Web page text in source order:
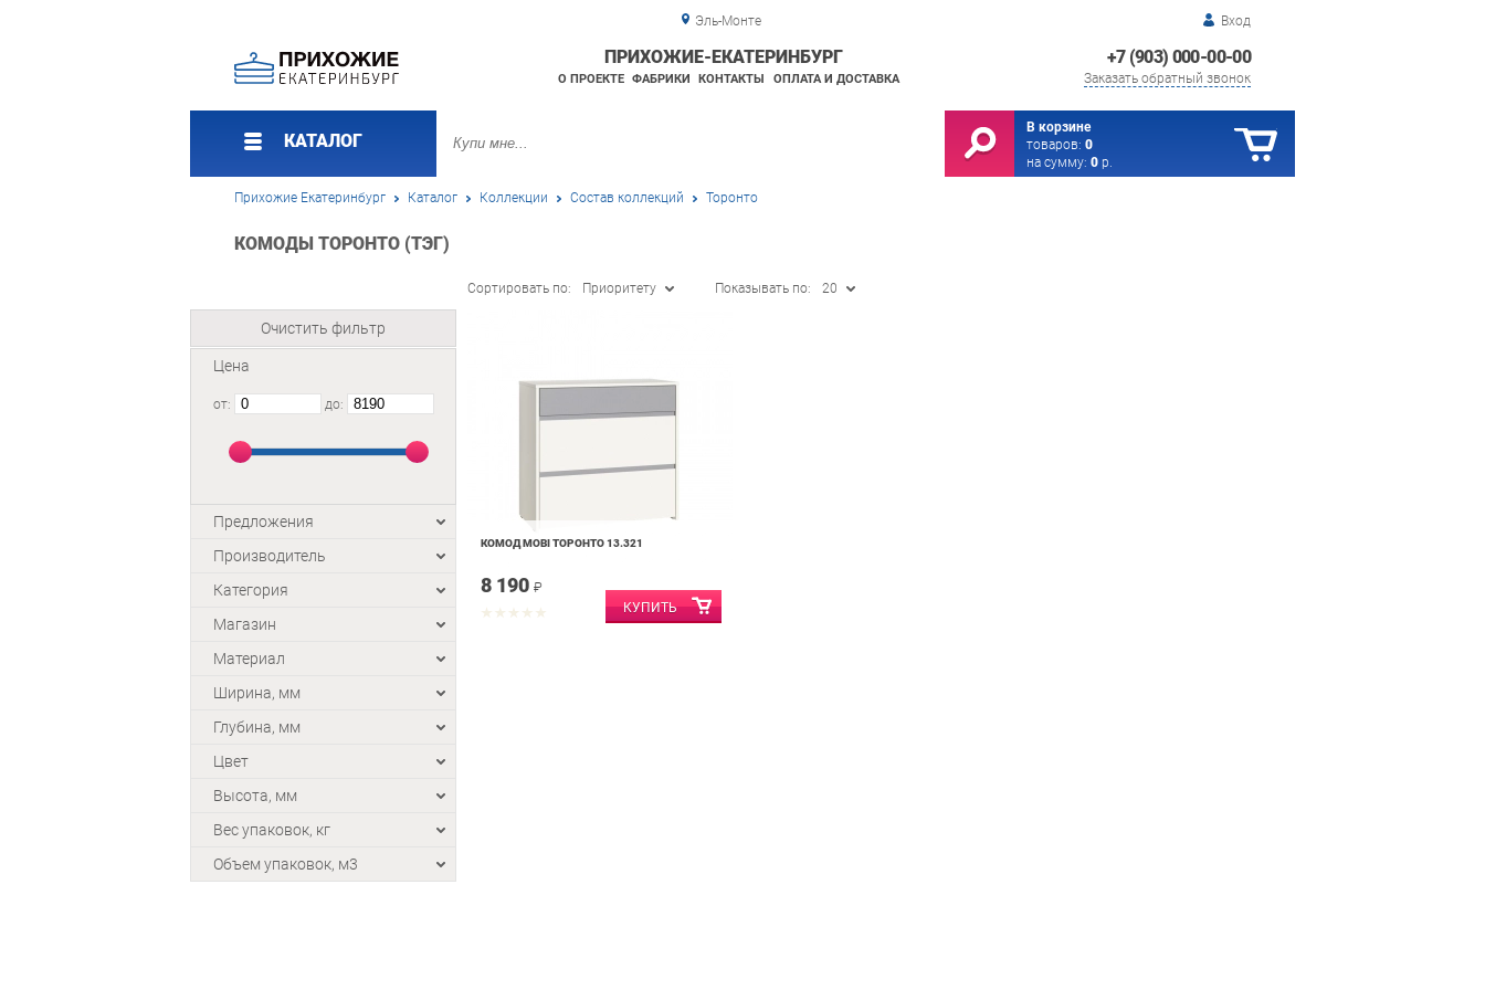
Эль-Монте Вход
+7 (903) 000-00-00
Заказать обратный звонок
ПРИХОЖИЕ-ЕКАТЕРИНБУРГ
О ПРОЕКТЕ ФАБРИКИ КОНТАКТЫ ОПЛАТА И ДОСТАВКА
КАТАЛОГ
В корзине
товаров: 0
на сумму: 0 р.
Прихожие Екатеринбург Каталог Коллекции Состав коллекций Торонто
КОМОДЫ ТОРОНТО (ТЭГ)
Очистить фильтр
Цена
от: до:
Предложения
Производитель
Категория
Магазин
Материал
Ширина, мм
Глубина, мм
Цвет
Высота, мм
Вес упаковок, кг
Объем упаковок, м3
Сортировать по: Приоритету Показывать по: 20
КОМОД MOBI ТОРОНТО 13.321
8 190 ₽